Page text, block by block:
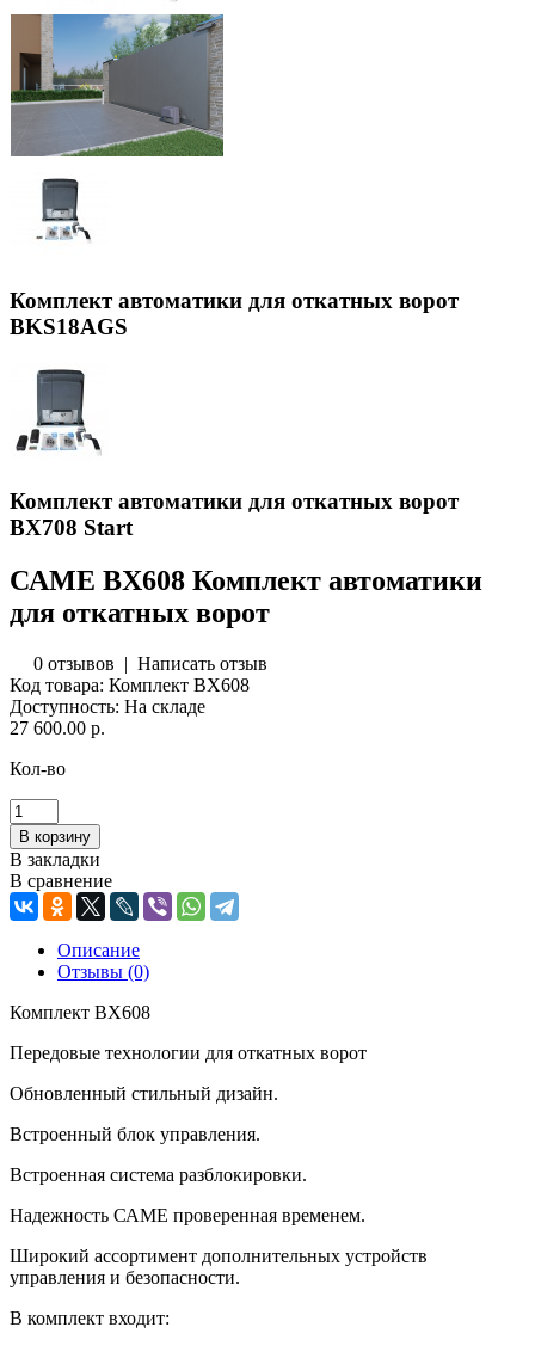
Комплект автоматики для откатных ворот
BKS18AGS
Комплект автоматики для откатных ворот
BX708 Start
САМЕ BX608 Комплект автоматики
для откатных ворот
0 отзывов | Написать отзыв
Код товара: Комплект BX608
Доступность: На складе
27 600.00 р.
Кол-во
В закладки
В сравнение
Описание
Отзывы (0)
Комплект BX608
Передовые технологии для откатных ворот
Обновленный стильный дизайн.
Встроенный блок управления.
Встроенная система разблокировки.
Надежность САМЕ проверенная временем.
Широкий ассортимент дополнительных устройств
управления и безопасности.
В комплект входит: